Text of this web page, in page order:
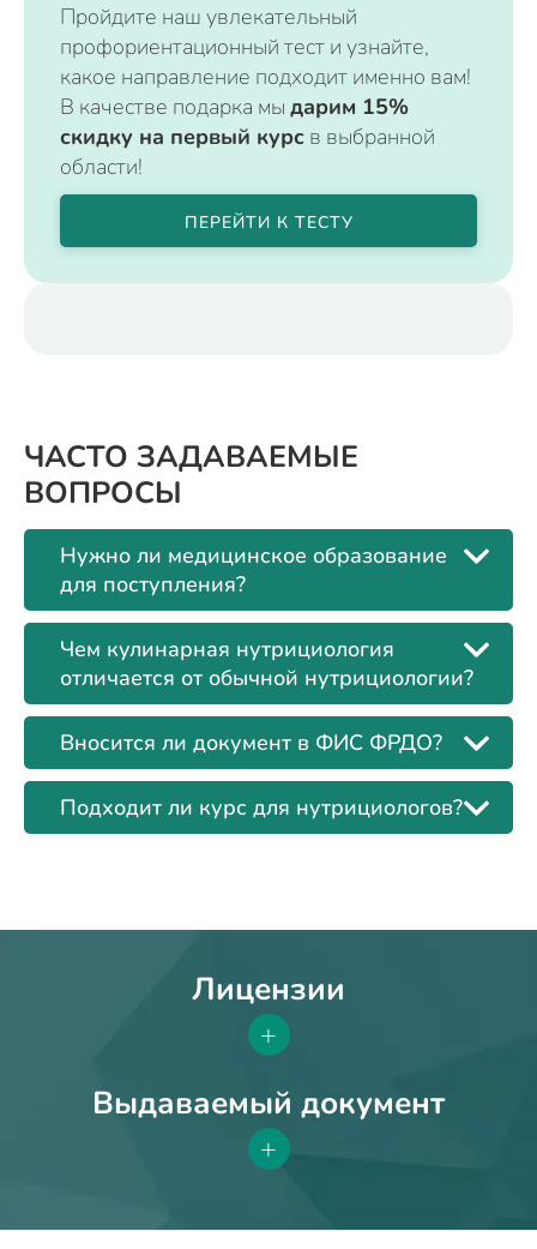
Пройдите наш увлекательный
профориентационный тест и узнайте,
какое направление подходит именно вам!
В качестве подарка мы дарим 15%
скидку на первый курс в выбранной
области!
ПЕРЕЙТИ К ТЕСТУ
ЧАСТО ЗАДАВАЕМЫЕ
ВОПРОСЫ
Нужно ли медицинское образование
для поступления?
Чем кулинарная нутрициология
отличается от обычной нутрициологии?
Вносится ли документ в ФИС ФРДО?
Подходит ли курс для нутрициологов?
Лицензии
+
Выдаваемый документ
+